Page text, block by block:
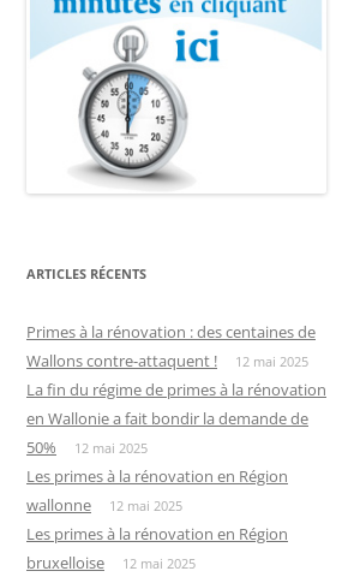
ARTICLES RÉCENTS
Primes à la rénovation : des centaines de
Wallons contre-attaquent !
12 mai 2025
La fin du régime de primes à la rénovation
en Wallonie a fait bondir la demande de
50%
12 mai 2025
Les primes à la rénovation en Région
wallonne
12 mai 2025
Les primes à la rénovation en Région
bruxelloise
12 mai 2025